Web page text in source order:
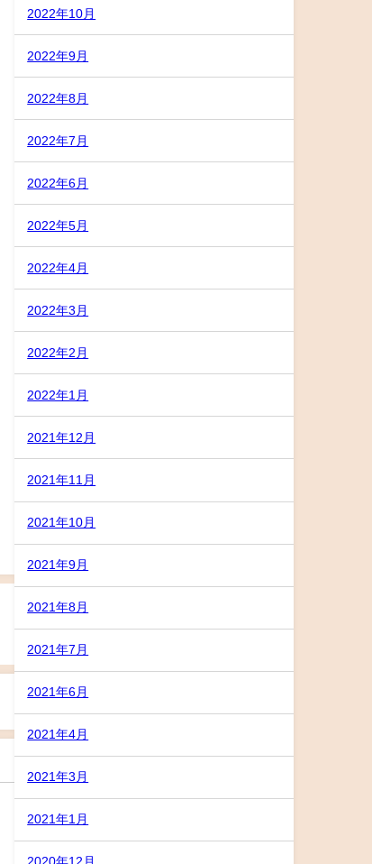
2022年10月
2022年9月
2022年8月
2022年7月
2022年6月
2022年5月
2022年4月
2022年3月
2022年2月
2022年1月
2021年12月
2021年11月
2021年10月
2021年9月
2021年8月
2021年7月
2021年6月
2021年4月
2021年3月
2021年1月